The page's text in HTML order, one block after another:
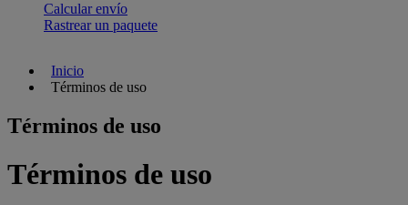
Calcular envío
Rastrear un paquete
Inicio
Términos de uso
Términos de uso
Términos de uso